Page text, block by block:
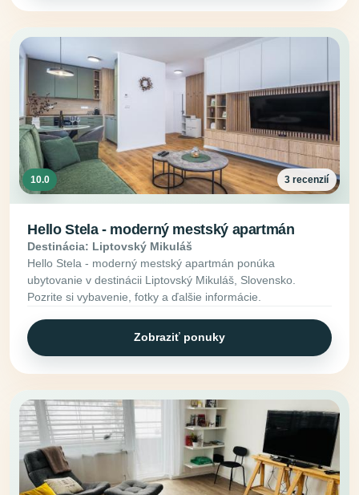
10.0 3 recenzií
Hello Stela - moderný mestský apartmán
Destinácia: Liptovský Mikuláš
Hello Stela - moderný mestský apartmán ponúka
ubytovanie v destinácii Liptovský Mikuláš, Slovensko.
Pozrite si vybavenie, fotky a ďalšie informácie.
Zobraziť ponuky